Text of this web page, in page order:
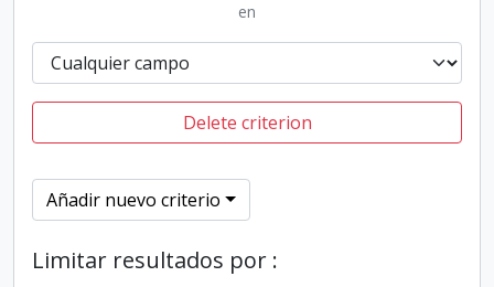
en
Delete criterion
Añadir nuevo criterio
Limitar resultados por :